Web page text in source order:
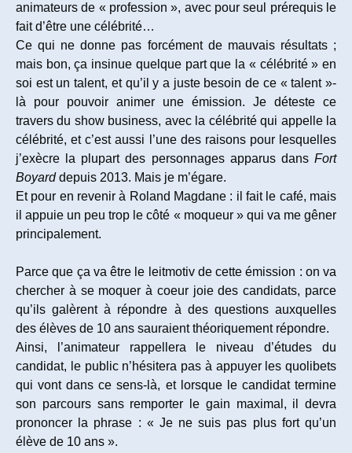
animateurs de « profession », avec pour seul prérequis le
fait d’être une célébrité…
Ce qui ne donne pas forcément de mauvais résultats ;
mais bon, ça insinue quelque part que la « célébrité » en
soi est un talent, et qu’il y a juste besoin de ce « talent »-
là pour pouvoir animer une émission. Je déteste ce
travers du show business, avec la célébrité qui appelle la
célébrité, et c’est aussi l’une des raisons pour lesquelles
j’exècre la plupart des personnages apparus dans Fort
Boyarddepuis 2013. Mais je m’égare.
Et pour en revenir à Roland Magdane : il fait le café, mais
il appuie un peu trop le côté « moqueur » qui va me gêner
principalement.
Parce que ça va être le leitmotiv de cette émission : on va
chercher à se moquer à coeur joie des candidats, parce
qu’ils galèrent à répondre à des questions auxquelles
des élèves de 10 ans sauraient théoriquement répondre.
Ainsi, l’animateur rappellera le niveau d’études du
candidat, le public n’hésitera pas à appuyer les quolibets
qui vont dans ce sens-là, et lorsque le candidat termine
son parcours sans remporter le gain maximal, il devra
prononcer la phrase : « Je ne suis pas plus fort qu’un
élève de 10 ans ».